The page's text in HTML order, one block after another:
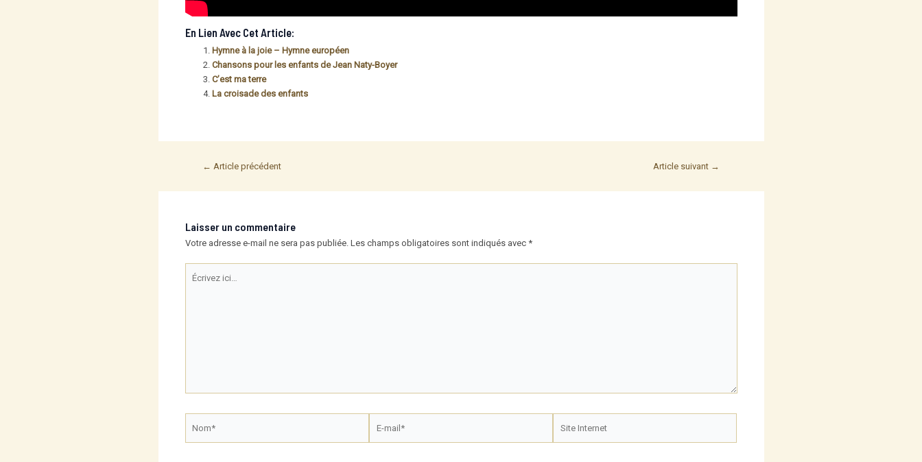
En Lien Avec Cet Article:
Hymne à la joie – Hymne européen
Chansons pour les enfants de Jean Naty-Boyer
C’est ma terre
La croisade des enfants
Post← Article précédent Article suivant →
Laisser un commentaire
Votre adresse e-mail ne sera pas publiée. Les champs obligatoires sont indiqués avec *
ici…
mail*
Internet